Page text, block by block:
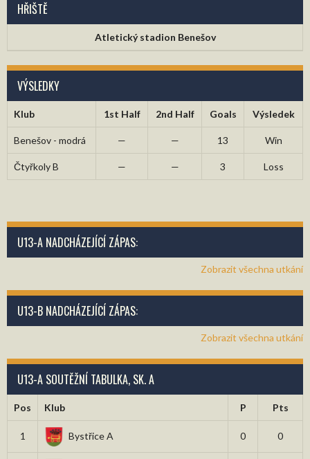
HŘIŠTĚ
Atletický stadion Benešov
VÝSLEDKY
Klub 1st Half 2nd Half Goals Výsledek
Benešov - modrá — — 13 Win
Čtyřkoly B — — 3 Loss
U13-A NADCHÁZEJÍCÍ ZÁPAS:
Zobrazit všechna utkání
U13-B NADCHÁZEJÍCÍ ZÁPAS:
Zobrazit všechna utkání
U13-A SOUTĚŽNÍ TABULKA, SK. A
Pos Klub P Pts
1 Bystřice A 0 0